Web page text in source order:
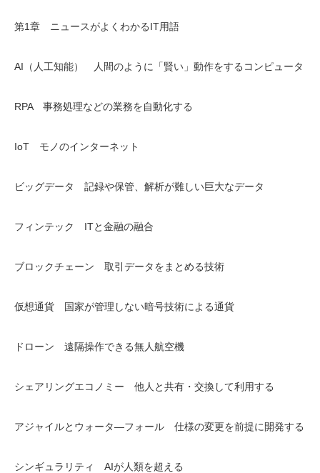
第1章 ニュースがよくわかるIT用語
AI（人工知能） 人間のように「賢い」動作をするコンピュータ
RPA 事務処理などの業務を自動化する
IoT モノのインターネット
ビッグデータ 記録や保管、解析が難しい巨大なデータ
フィンテック ITと金融の融合
ブロックチェーン 取引データをまとめる技術
仮想通貨 国家が管理しない暗号技術による通貨
ドローン 遠隔操作できる無人航空機
シェアリングエコノミー 他人と共有・交換して利用する
アジャイルとウォータ―フォール 仕様の変更を前提に開発する
シンギュラリティ AIが人類を超える